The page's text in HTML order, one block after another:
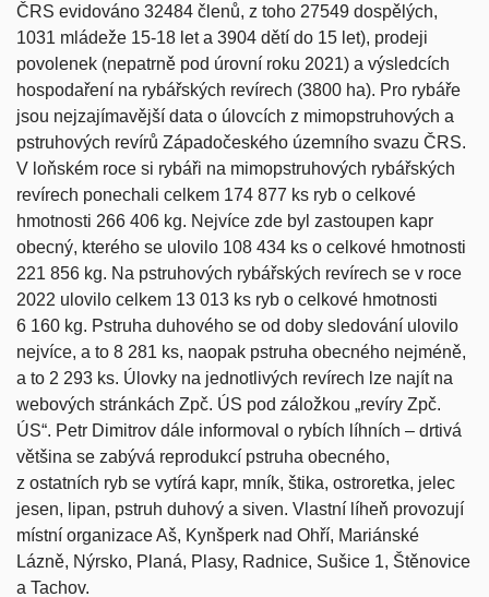
ČRS evidováno 32484 členů, z toho 27549 dospělých,
1031 mládeže 15-18 let a 3904 dětí do 15 let), prodeji
povolenek (nepatrně pod úrovní roku 2021) a výsledcích
hospodaření na rybářských revírech (3800 ha). Pro rybáře
jsou nejzajímavější data o úlovcích z mimopstruhových a
pstruhových revírů Západočeského územního svazu ČRS.
V loňském roce si rybáři na mimopstruhových rybářských
revírech ponechali celkem 174 877 ks ryb o celkové
hmotnosti 266 406 kg. Nejvíce zde byl zastoupen kapr
obecný, kterého se ulovilo 108 434 ks o celkové hmotnosti
221 856 kg. Na pstruhových rybářských revírech se v roce
2022 ulovilo celkem 13 013 ks ryb o celkové hmotnosti
6 160 kg. Pstruha duhového se od doby sledování ulovilo
nejvíce, a to 8 281 ks, naopak pstruha obecného nejméně,
a to 2 293 ks. Úlovky na jednotlivých revírech lze najít na
webových stránkách Zpč. ÚS pod záložkou „revíry Zpč.
ÚS“. Petr Dimitrov dále informoval o rybích líhních – drtivá
většina se zabývá reprodukcí pstruha obecného,
z ostatních ryb se vytírá kapr, mník, štika, ostroretka, jelec
jesen, lipan, pstruh duhový a siven. Vlastní líheň provozují
místní organizace Aš, Kynšperk nad Ohří, Mariánské
Lázně, Nýrsko, Planá, Plasy, Radnice, Sušice 1, Štěnovice
a Tachov.